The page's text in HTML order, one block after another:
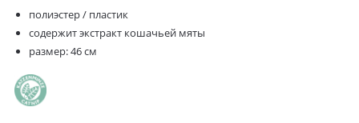
полиэстер / пластик
содержит экстракт кошачьей мяты
размер: 46 см